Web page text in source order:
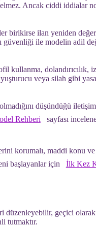
Ancak ciddi iddialar
birikirse ilan yeniden
güvenliği ile modelin adil
kullanma, dolandırıcılık,
veya silah gibi yasa
düşündüğü
Rehberi sayfası
korumalı, maddi konu
başlayanlar için
İlk Kez
düzenleyebilir, geçici
tutmaktır.